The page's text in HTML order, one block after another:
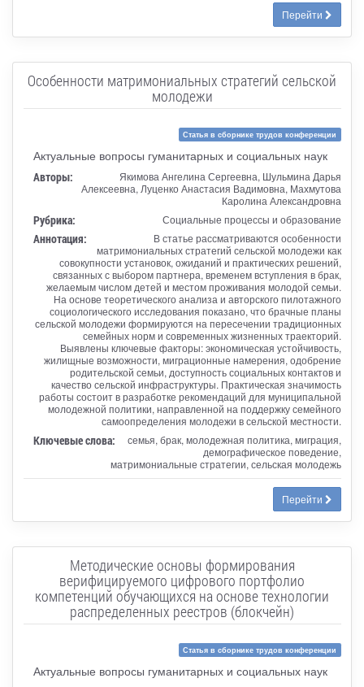
Перейти
Особенности матримониальных стратегий сельской
молодежи
Статья в сборнике трудов конференции
Актуальные вопросы гуманитарных и социальных наук
Авторы:
Якимова Ангелина Сергеевна, Шульмина Дарья
Алексеевна, Луценко Анастасия Вадимовна, Махмутова
Каролина Александровна
Рубрика: Социальные процессы и образование
Аннотация:
В статье рассматриваются особенности
матримониальных стратегий сельской молодежи как
совокупности установок, ожиданий и практических решений,
связанных с выбором партнера, временем вступления в брак,
желаемым числом детей и местом проживания молодой семьи.
На основе теоретического анализа и авторского пилотажного
социологического исследования показано, что брачные планы
сельской молодежи формируются на пересечении традиционных
семейных норм и современных жизненных траекторий.
Выявлены ключевые факторы: экономическая устойчивость,
жилищные возможности, миграционные намерения, одобрение
родительской семьи, доступность социальных контактов и
качество сельской инфраструктуры. Практическая значимость
работы состоит в разработке рекомендаций для муниципальной
молодежной политики, направленной на поддержку семейного
самоопределения молодежи в сельской местности.
Ключевые слова:
семья, брак, молодежная политика, миграция,
демографическое поведение,
матримониальные стратегии, сельская молодежь
Перейти
Методические основы формирования
верифицируемого цифрового портфолио
компетенций обучающихся на основе технологии
распределенных реестров (блокчейн)
Статья в сборнике трудов конференции
Актуальные вопросы гуманитарных и социальных наук